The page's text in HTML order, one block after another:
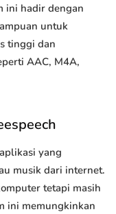
ini hadir dengan
untuk
tinggi dan
AAC, M4A,
yang
musik dari internet.
tetapi masih
ini memungkinkan